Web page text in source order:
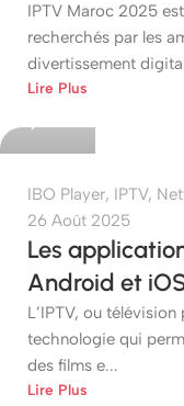
IPTV Maroc 2025
recherchés par les
divertissement
Lire Plus
etshop
IBO Player, IPTV,
26 Août 2025
Les
Android et
L’IPTV, ou
technologie qui
des films e...
Lire Plus
etshop